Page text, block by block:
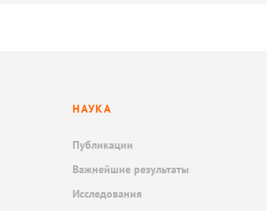
НАУКА
Публикации
Важнейшие результаты
Исследования